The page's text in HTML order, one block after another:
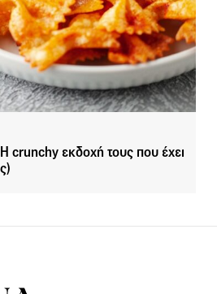
crunchy εκδοχή τους που έχει